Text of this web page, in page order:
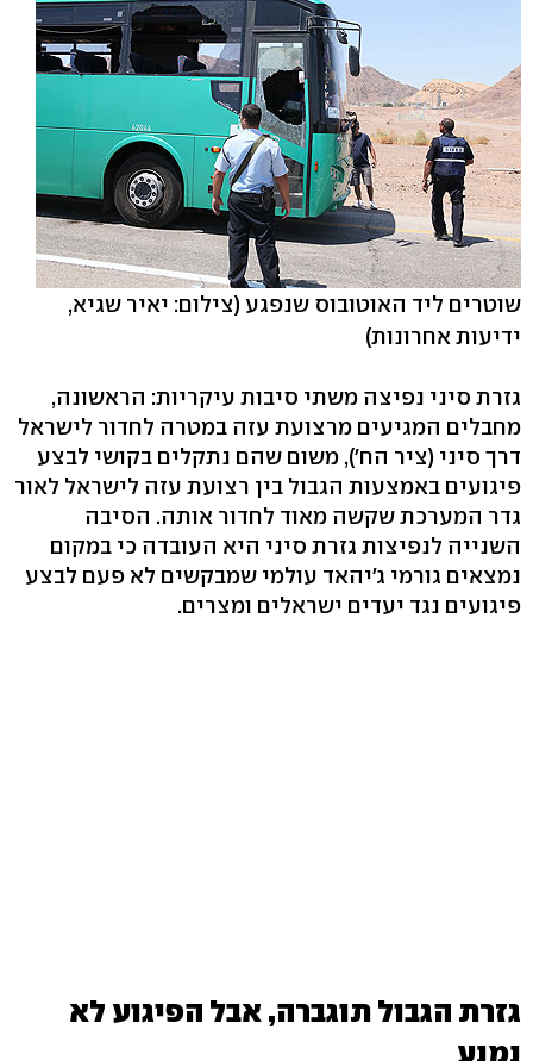
שוטרים ליד האוטובוס שנפגע (צילום: יאיר שגיא,
ידיעות אחרונות)
גזרת סיני נפיצה משתי סיבות עיקריות: הראשונה,
מחבלים המגיעים מרצועת עזה במטרה לחדור לישראל
דרך סיני (ציר הח'), משום שהם נתקלים בקושי לבצע
פיגועים באמצעות הגבול בין רצועת עזה לישראל לאור
גדר המערכת שקשה מאוד לחדור אותה. הסיבה
השנייה לנפיצות גזרת סיני היא העובדה כי במקום
נמצאים גורמי ג'יהאד עולמי שמבקשים לא פעם לבצע
פיגועים נגד יעדים ישראלים ומצרים.
גזרת הגבול תוגברה, אבל הפיגוע לא
נמנע